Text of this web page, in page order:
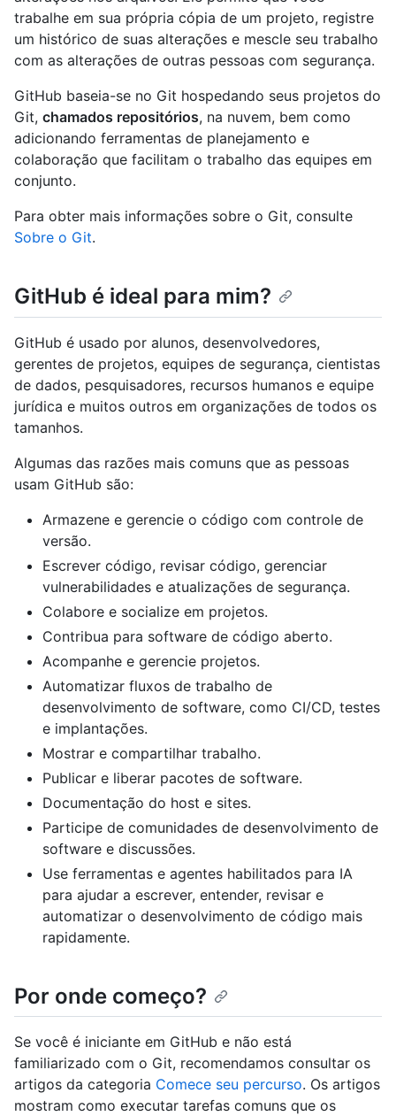
trabalhe em sua própria cópia de um projeto, registre
um histórico de suas alterações e mescle seu trabalho
com as alterações de outras pessoas com segurança.
GitHub baseia-se no Git hospedando seus projetos do
Git, chamados repositórios, na nuvem, bem como
adicionando ferramentas de planejamento e
colaboração que facilitam o trabalho das equipes em
conjunto.
Para obter mais informações sobre o Git, consulte
Sobre o Git.
GitHub é ideal para mim?
GitHub é usado por alunos, desenvolvedores,
gerentes de projetos, equipes de segurança, cientistas
de dados, pesquisadores, recursos humanos e equipe
jurídica e muitos outros em organizações de todos os
tamanhos.
Algumas das razões mais comuns que as pessoas
usam GitHub são:
Armazene e gerencie o código com controle de
versão.
Escrever código, revisar código, gerenciar
vulnerabilidades e atualizações de segurança.
Colabore e socialize em projetos.
Contribua para software de código aberto.
Acompanhe e gerencie projetos.
Automatizar fluxos de trabalho de
desenvolvimento de software, como CI/CD, testes
e implantações.
Mostrar e compartilhar trabalho.
Publicar e liberar pacotes de software.
Documentação do host e sites.
Participe de comunidades de desenvolvimento de
software e discussões.
Use ferramentas e agentes habilitados para IA
para ajudar a escrever, entender, revisar e
automatizar o desenvolvimento de código mais
rapidamente.
Por onde começo?
Se você é iniciante em GitHub e não está
familiarizado com o Git, recomendamos consultar os
artigos da categoria Comece seu percurso. Os artigos
mostram como executar tarefas comuns que os